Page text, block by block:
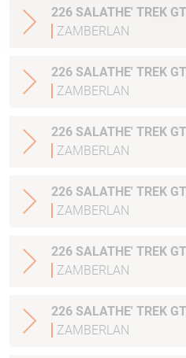
226 SALATHE' TREK
ZAMBERLAN
226 SALATHE' TREK
ZAMBERLAN
226 SALATHE' TREK
ZAMBERLAN
226 SALATHE' TREK
ZAMBERLAN
226 SALATHE' TREK
ZAMBERLAN
226 SALATHE' TREK
ZAMBERLAN